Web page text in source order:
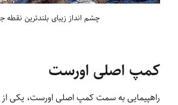
چشم انداز زیبای بلندترین نقطه
کمپ اصلی اورست
راهپیمایی به سمت کمپ اصلی اورست، یکی از